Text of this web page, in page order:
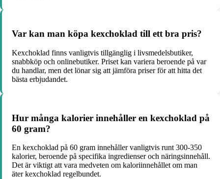
Var kan man köpa kexchoklad till ett bra pris?
Kexchoklad finns vanligtvis tillgänglig i livsmedelsbutiker,
snabbköp och onlinebutiker. Priset kan variera beroende på var
du handlar, men det lönar sig att jämföra priser för att hitta det
bästa erbjudandet.
Hur många kalorier innehåller en kexchoklad på
60 gram?
En kexchoklad på 60 gram innehåller vanligtvis runt 300-350
kalorier, beroende på specifika ingredienser och näringsinnehåll.
Det är viktigt att vara medveten om kaloriinnehållet om man
äter kexchoklad regelbundet.